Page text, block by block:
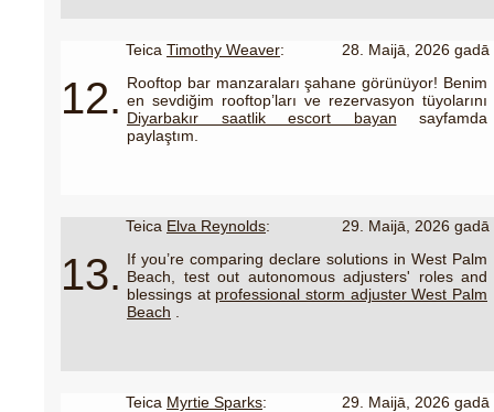
12.
Teica Timothy Weaver:
28. Maijā, 2026 gadā
Rooftop bar manzaraları şahane görünüyor! Benim
en sevdiğim rooftop’ları ve rezervasyon tüyolarını
Diyarbakır saatlik escort bayan sayfamda
paylaştım.
13.
Teica Elva Reynolds:
29. Maijā, 2026 gadā
If you’re comparing declare solutions in West Palm
Beach, test out autonomous adjusters' roles and
blessings at professional storm adjuster West Palm
Beach
Teica Myrtie Sparks:
29. Maijā, 2026 gadā